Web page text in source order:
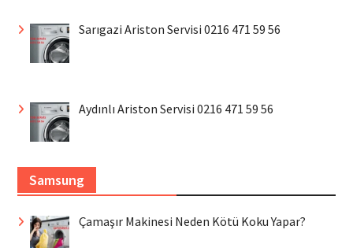
Sarıgazi Ariston Servisi 0216 471 59 56
Aydınlı Ariston Servisi 0216 471 59 56
Samsung
Çamaşır Makinesi Neden Kötü Koku Yapar?